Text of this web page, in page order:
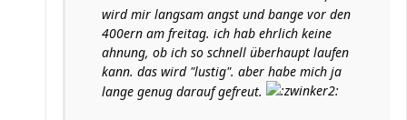
wird mir langsam angst und bange vor den
400ern am freitag. ich hab ehrlich keine
ahnung, ob ich so schnell überhaupt laufen
kann. das wird "lustig". aber habe mich ja
lange genug darauf gefreut.